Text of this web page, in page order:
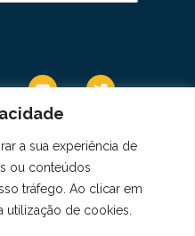
a sua experiência de
ou conteúdos
tráfego. Ao clicar em
utilização de cookies.
de acordo
Regulamento
Dados.
de Portugal.